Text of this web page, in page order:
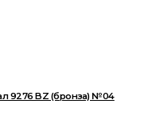
9276 BZ (бронза) №04